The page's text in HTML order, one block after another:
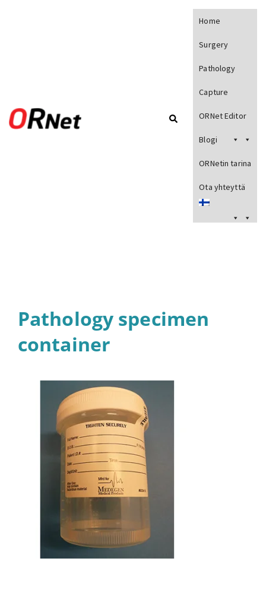
Home
Surgery
Pathology
Capture
ORNet Editor
Blogi
ORNetin tarina
Ota yhteyttä
Pathology specimen
container